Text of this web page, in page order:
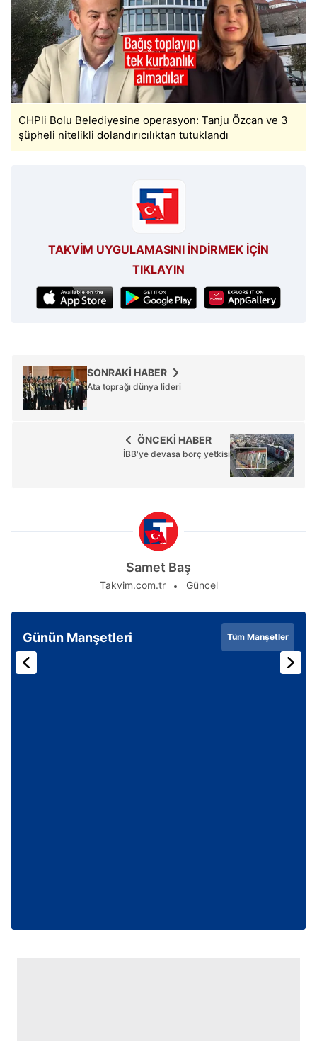
hazırlanmış Aydınlatma Metnimizi okumak ve sitemizde
ilgili mevzuata uygun olarak kullanılan çerezlerle ilgili bilgi
almak için lütfentıklayınız.
CHPli Bolu Belediyesine operasyon: Tanju Özcan ve 3
şüpheli nitelikli dolandırıcılıktan tutuklandı
TAKVİM UYGULAMASINI İNDİRMEK İÇİN
TIKLAYIN
SONRAKİ HABER
Ata toprağı dünya lideri
ÖNCEKİ HABER
İBB'ye devasa borç yetkisi
Samet Baş
Takvim.com.tr Güncel
Günün Manşetleri Tüm Manşetler